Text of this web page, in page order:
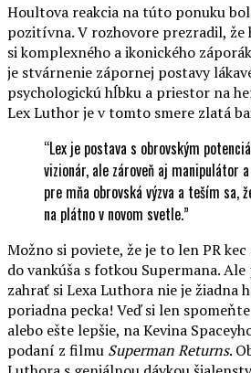
Houltova reakcia na túto ponuku
pozitívna. V rozhovore prezradil,
si komplexného a ikonického
je stvárnenie zápornej postavy
psychologickú hĺbku a priestor na
Lex Luthor je v tomto smere zlatá
“Lex je postava s obrovským
vizionár, ale zároveň aj manipulátor
pre mňa obrovská výzva a teším sa,
na plátno v novom svetle.”
Možno si poviete, že je to len PR
do vankúša s fotkou Supermana.
zahrať si Lexa Luthora nie je žiadna
poriadna pecka! Veď si len
alebo ešte lepšie, na Kevina
podaní z filmu Superman Returns.